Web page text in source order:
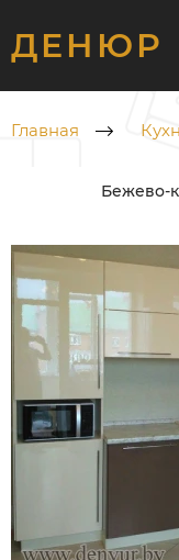
ДЕНЮР
Главная
Бежево-